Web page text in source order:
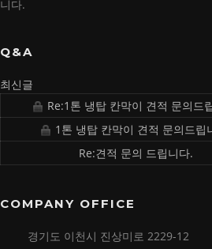
니다.
Q&A
최신글
Re:1톤 냉탑 칸막이 견적 문의드
1톤 냉탑 칸막이 견적 문의드립
Re:견적 문의 드립니다.
COMPANY OFFICE
경기도 이천시 진상미로 2229-12